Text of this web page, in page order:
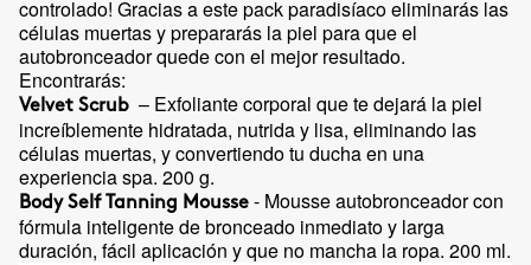
controlado! Gracias a este pack paradisíaco eliminarás las
células muertas y prepararás la piel para que el
autobronceador quede con el mejor resultado.
Encontrarás:
Velvet Scrub – Exfoliante corporal que te dejará la piel
increíblemente hidratada, nutrida y lisa, eliminando las
células muertas, y convertiendo tu ducha en una
experiencia spa. 200 g.
Body Self Tanning Mousse - Mousse autobronceador con
fórmula inteligente de bronceado inmediato y larga
duración, fácil aplicación y que no mancha la ropa. 200 ml.